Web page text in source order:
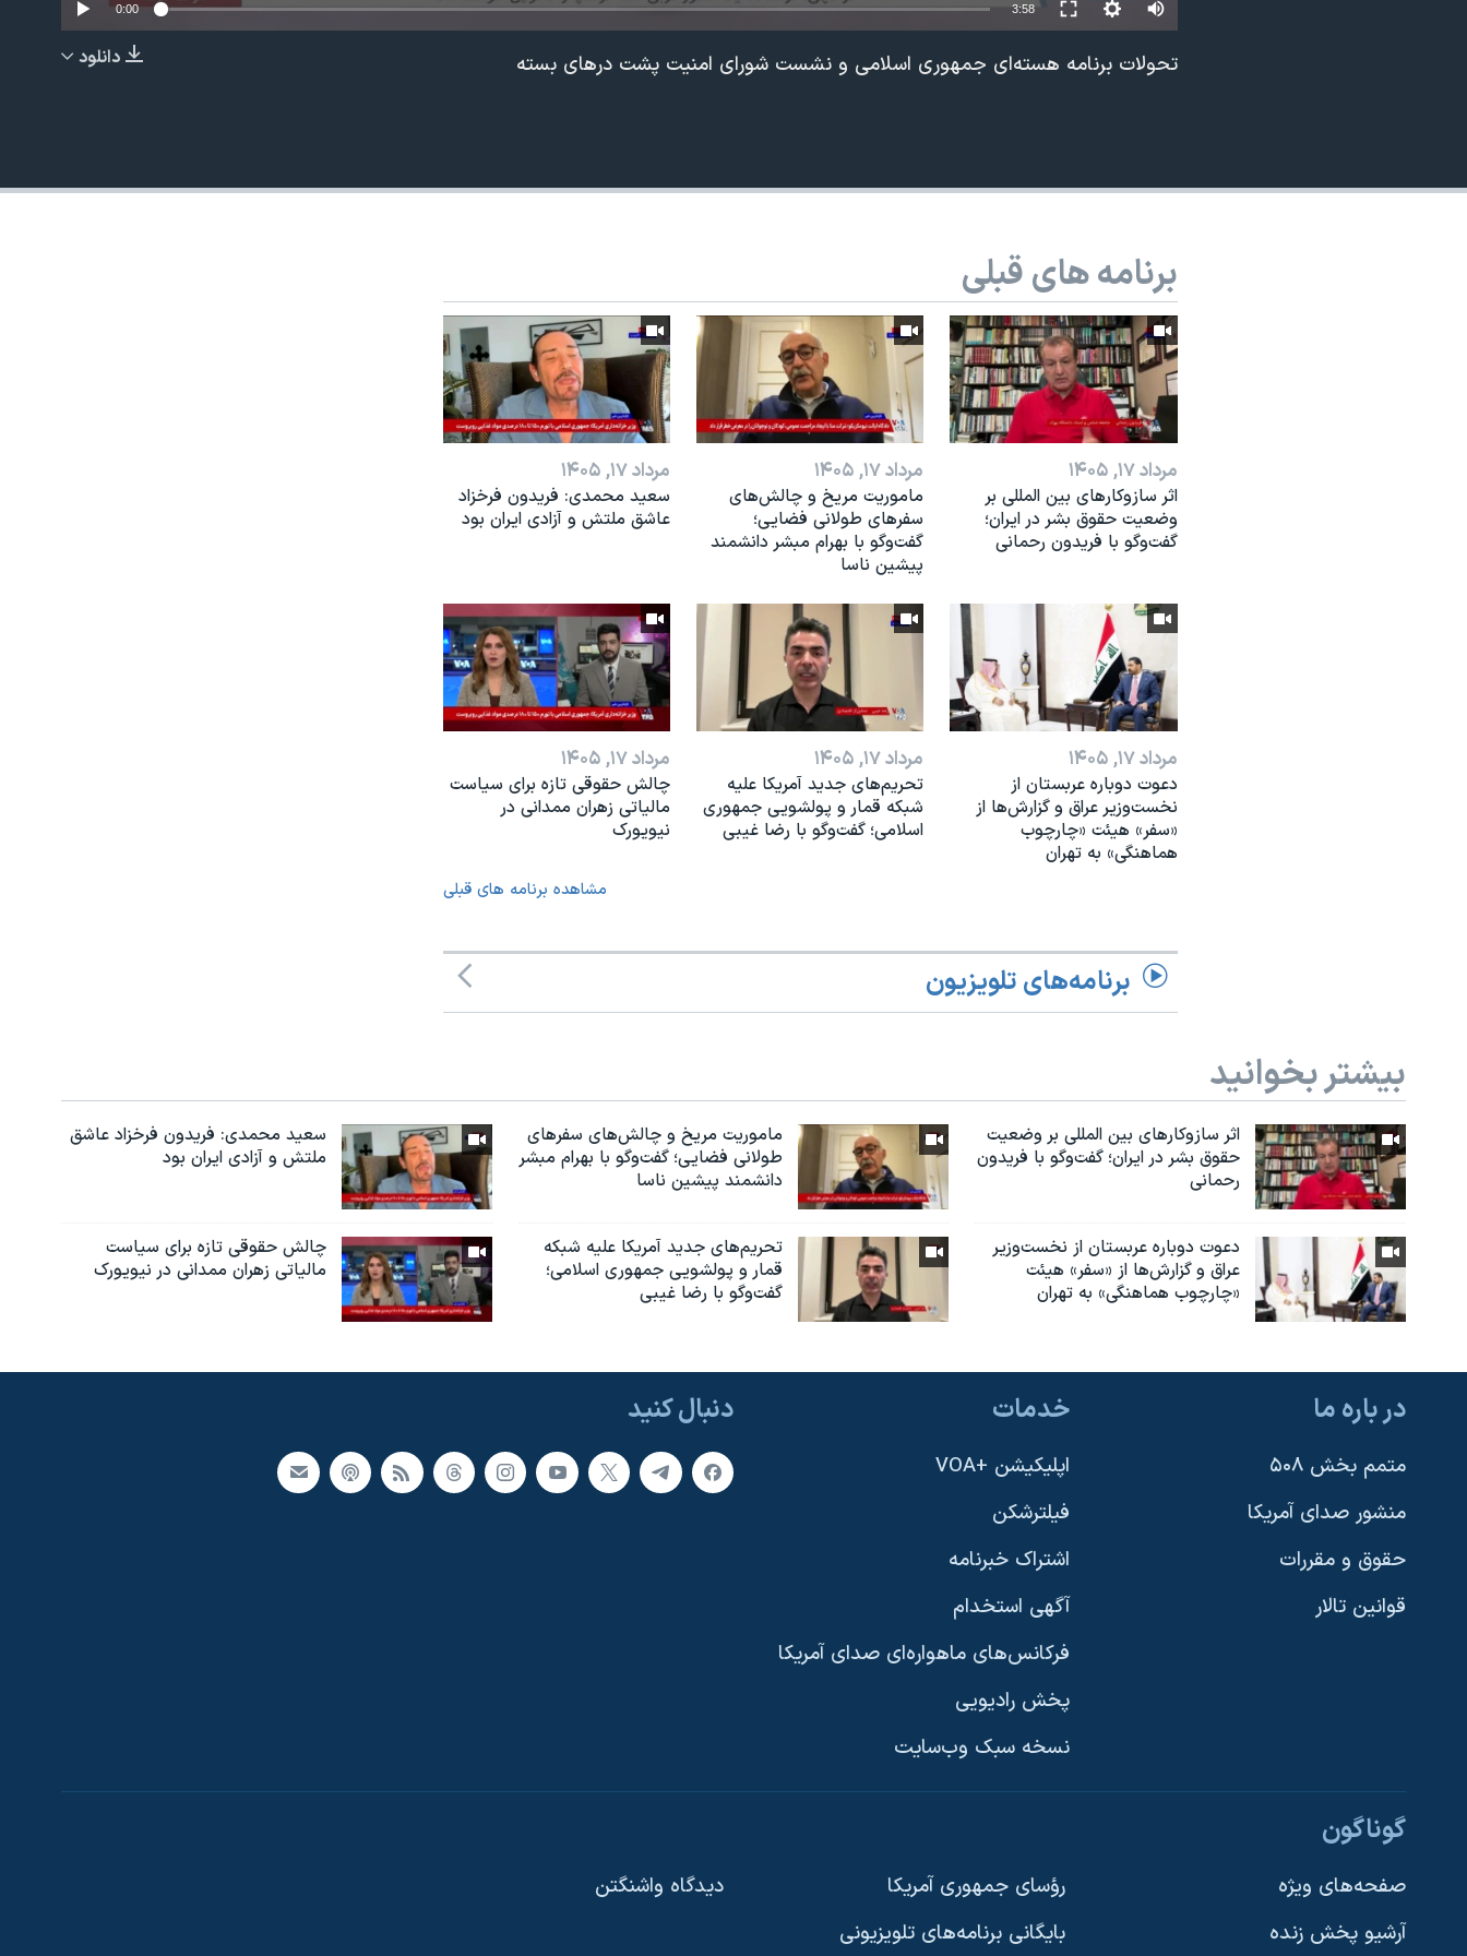
دنبال کنید
زبانهای مختلف
EMBED
Auto
240p
360p
720p
1080p
0:00 3:58
دانلود تحولات برنامه هسته‌ای جمهوری اسلامی و نشست شورای امنیت پشت درهای بسته
برنامه های قبلی
مرداد ۱۷, ۱۴۰۵
اثر ساز‌و‌کارهای بین المللی بر
وضعیت حقوق بشر در ایران؛
گفت‌وگو با فریدون رحمانی
مرداد ۱۷, ۱۴۰۵
ماموریت مریخ و چالش‌های
سفرهای طولانی فضایی؛
گفت‌وگو با بهرام مبشر دانشمند
پیشین ناسا
مرداد ۱۷, ۱۴۰۵
سعید محمدی: فریدون فرخزاد
عاشق ملتش و آزادی ایران بود
مرداد ۱۷, ۱۴۰۵
دعوت دوباره عربستان از
نخست‌وزیر عراق و گزارش‌ها از
«سفر» هیئت «چارچوب
هماهنگی» به تهران
مرداد ۱۷, ۱۴۰۵
تحریم‌های جدید آمریکا علیه
شبکه قمار و پولشویی جمهوری
اسلامی؛ گفت‌وگو با رضا غیبی
مرداد ۱۷, ۱۴۰۵
چالش حقوقی تازه برای سیاست
مالیاتی زهران ممدانی در
نیویورک
مشاهده برنامه های قبلی
برنامه‌های تلویزیون
بیشتر بخوانید
اثر ساز‌و‌کارهای بین المللی بر وضعیت
حقوق بشر در ایران؛ گفت‌وگو با فریدون
رحمانی
ماموریت مریخ و چالش‌های سفرهای
طولانی فضایی؛ گفت‌وگو با بهرام مبشر
دانشمند پیشین ناسا
سعید محمدی: فریدون فرخزاد عاشق
ملتش و آزادی ایران بود
دعوت دوباره عربستان از نخست‌وزیر
عراق و گزارش‌ها از «سفر» هیئت
«چارچوب هماهنگی» به تهران
تحریم‌های جدید آمریکا علیه شبکه
قمار و پولشویی جمهوری اسلامی؛
گفت‌وگو با رضا غیبی
چالش حقوقی تازه برای سیاست
مالیاتی زهران ممدانی در نیویورک
دنبال کنید در باره ما
متمم بخش ۵۰۸
منشور صدای آمریکا
حقوق و مقررات
قوانین تالار
خدمات
اپلیکیشن +VOA
فیلترشکن
اشتراک خبرنامه
آگهی استخدام
فرکانس‌های ماهواره‌ای صدای آمریکا
پخش رادیویی
نسخه سبک وب‌سایت
گوناگون
صفحه‌های ویژه
آرشیو پخش زنده
رؤسای جمهوری آمریکا
بایگانی برنامه‌های تلویزیونی
دیدگاه‌ واشنگتن